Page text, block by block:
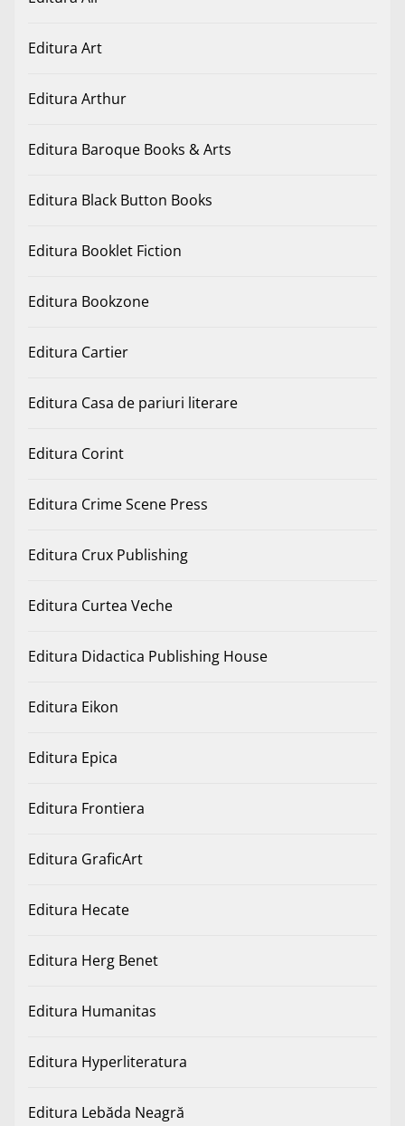
Editura Art
Editura Arthur
Editura Baroque Books & Arts
Editura Black Button Books
Editura Booklet Fiction
Editura Bookzone
Editura Cartier
Editura Casa de pariuri literare
Editura Corint
Editura Crime Scene Press
Editura Crux Publishing
Editura Curtea Veche
Editura Didactica Publishing House
Editura Eikon
Editura Epica
Editura Frontiera
Editura GraficArt
Editura Hecate
Editura Herg Benet
Editura Humanitas
Editura Hyperliteratura
Editura Lebăda Neagră